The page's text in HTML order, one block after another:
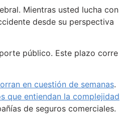
Mientras usted lucha con
desde su perspectiva
público. Este plazo corre
en cuestión de semanas.
que entiendan la complejidad
de seguros comerciales.